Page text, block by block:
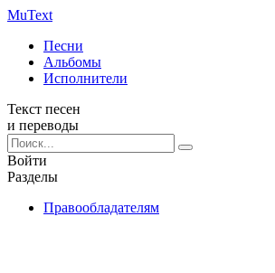
MuText
Песни
Альбомы
Исполнители
Текст песен
и переводы
Войти
Разделы
Правообладателям